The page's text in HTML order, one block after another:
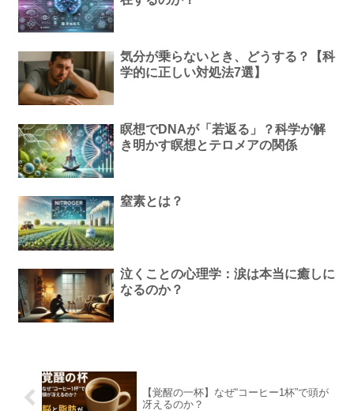
気分が乗らないとき、どうする？【科
学的に正しい対処法7選】
瞑想でDNAが「若返る」？科学が解
き明かす瞑想とテロメアの関係
窒素とは？
泣くことの心理学：涙は本当に癒しに
なるのか？
【覚醒の一杯】なぜ“コーヒー1杯”で頭が
冴えるのか？